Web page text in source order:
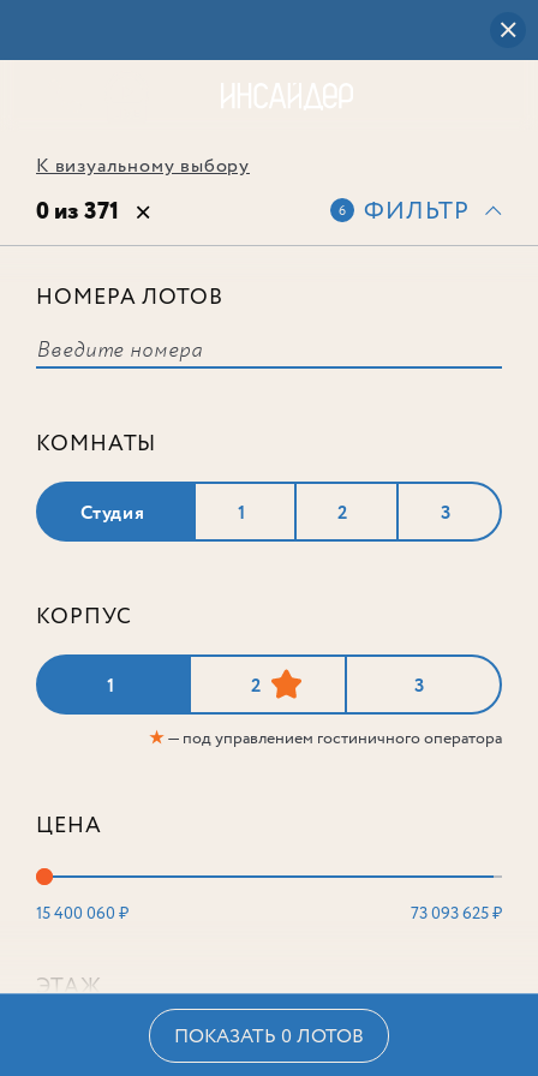
К визуальному выбору
0 из 371 6 ФИЛЬТР
НОМЕРА ЛОТОВ
КОМНАТЫ
Студия 1 2 3
КОРПУС
1 2 3
★— под управлением гостиничного оператора
ЦЕНА
15 400 060 ₽ 73 093 625 ₽
ЭТАЖ
ПОКАЗАТЬ 0 ЛОТОВ
соответствует ни одного лота